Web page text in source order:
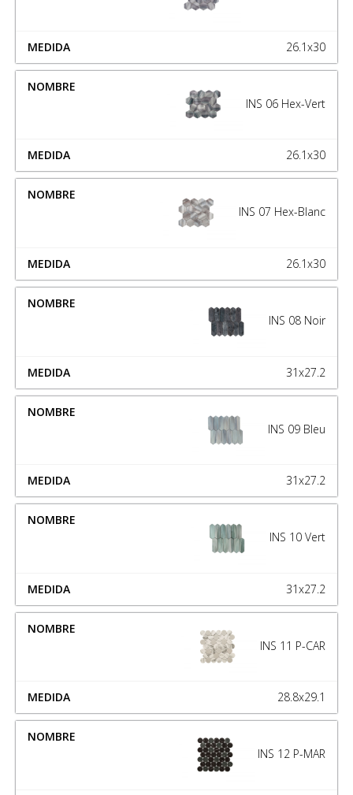
26.1x30
INS 06 Hex-Vert
26.1x30
INS 07 Hex-Blanc
26.1x30
INS 08 Noir
31x27.2
INS 09 Bleu
31x27.2
INS 10 Vert
31x27.2
INS 11 P-CAR
28.8x29.1
INS 12 P-MAR